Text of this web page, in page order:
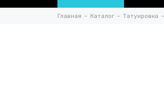
Главная Каталог Татуировка